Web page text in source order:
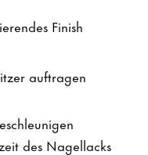
Finish
auftragen
des Nagellacks